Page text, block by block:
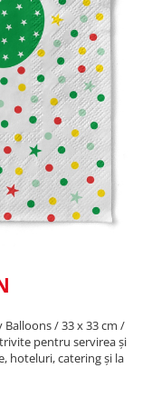
Balloons / 33 x 33 cm /
pentru servirea și
hoteluri, catering și la